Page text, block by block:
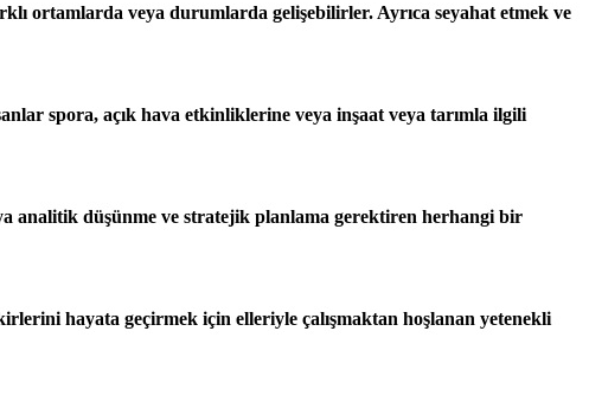
ortamlarda veya durumlarda gelişebilirler. Ayrıca seyahat etmek ve
spora, açık hava etkinliklerine veya inşaat veya tarımla ilgili
analitik düşünme ve stratejik planlama gerektiren herhangi bir
hayata geçirmek için elleriyle çalışmaktan hoşlanan yetenekli